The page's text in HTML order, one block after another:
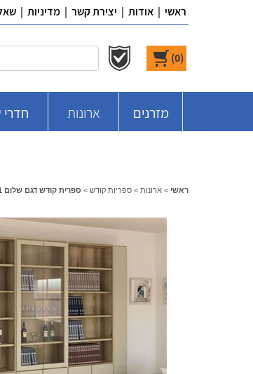
ראשי | אודות | יצירת קשר | מדיניות |
(
0
)
מזרנים ארונות חדרי
ראשי > ארונות > ספריות קודש > ספרית קודש דגם שלום 121 רא